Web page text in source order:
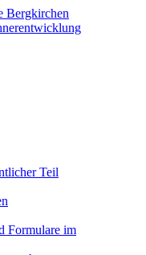
Bergkirchen
Teil
Formulare im